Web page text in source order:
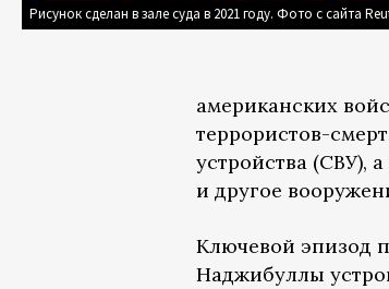
Рисунок сделан в зале суда в 2021 году. Фото с сайта
американских
террористов-
устройства (СВУ),
и другое
Ключевой эпизод
Наджибуллы